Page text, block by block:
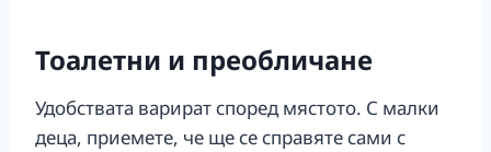
Тоалетни и преобличане
Удобствата варират според мястото. С малки
деца, приемете, че ще се справяте сами с